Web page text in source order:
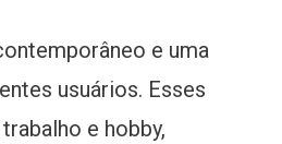
e uma
usuários. Esses
e hobby,